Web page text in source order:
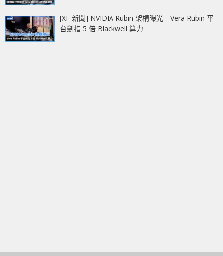
[XF 新聞] NVIDIA Rubin 架構曝光 Vera Rubin 平
台劍指 5 倍 Blackwell 算力